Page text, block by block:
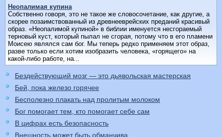
Неопалимая купина
Собственно говоря, это не такое же словосочетание, как другие, а
скорее позаимствованный из древнееврейских преданий красивый
образ. «Неопалимой купиной» в библии именуется несгораемый
терновый куст, который пылал не сгорая, потому что в его пламени
Моисею являлся сам бог. Мы теперь редко применяем этот образ,
разве только если хотим изобразить человека, «горящего» на
какой-либо работе, на...
Бездействующий мозг — это дьявольская мастерская
Бей, пока железо горячее
Бесполезно плакать над пролитым молоком
Бог помогает тем, кто помогает себе сам
В цифрах есть безопасность
Внешность может быть обманчива